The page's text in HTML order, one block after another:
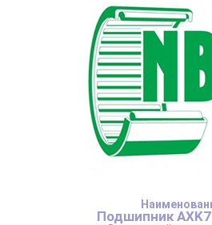
Подшипник